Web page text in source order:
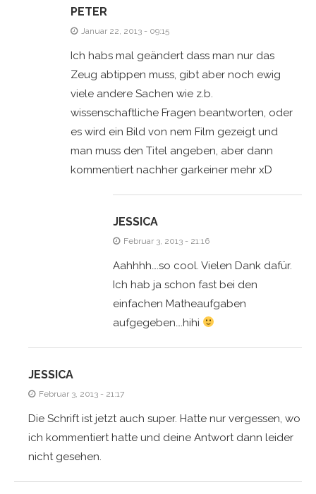
PETER
Januar 22, 2013 - 09:15
Ich habs mal geändert dass man nur das
Zeug abtippen muss, gibt aber noch ewig
viele andere Sachen wie z.b.
wissenschaftliche Fragen beantworten, oder
es wird ein Bild von nem Film gezeigt und
man muss den Titel angeben, aber dann
kommentiert nachher garkeiner mehr xD
JESSICA
Februar 3, 2013 - 21:16
Aahhhh….so cool. Vielen Dank dafür.
Ich hab ja schon fast bei den
einfachen Matheaufgaben
aufgegeben….hihi
JESSICA
Februar 3, 2013 - 21:17
Die Schrift ist jetzt auch super. Hatte nur vergessen, wo
ich kommentiert hatte und deine Antwort dann leider
nicht gesehen.